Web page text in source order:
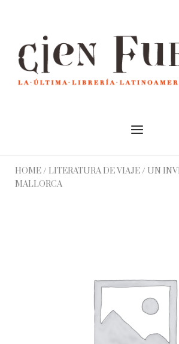
Menu
HOME/ LITERATURA DE VIAJE/ UN
MALLORCA